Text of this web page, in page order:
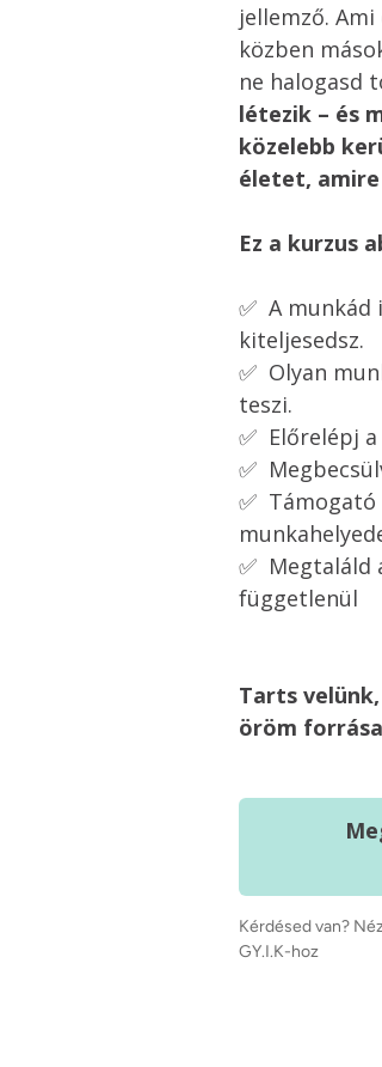
jellemző.
közben
ne halogasd
létezik – és
közelebb
életet,
Ez a kurzus
✅  A
kiteljesedsz.
✅  Olyan
teszi.
✅  Előrelépj
✅
✅
✅
függetlenül
Tarts
öröm
Kérdésed van?
GY.I.K-hoz